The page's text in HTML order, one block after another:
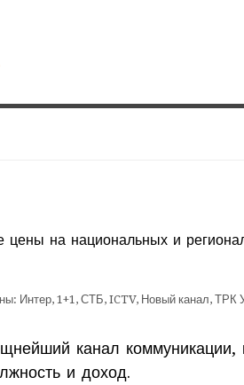
на национальных и
канал коммуникации,
и доход.